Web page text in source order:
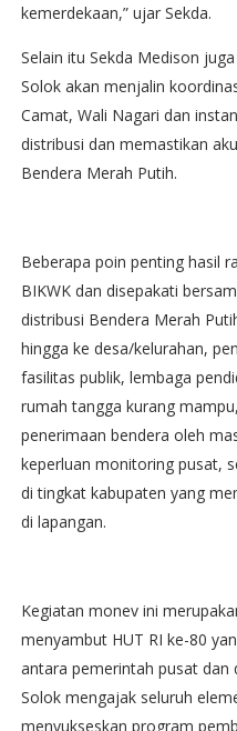
kemerdekaan,” ujar Sekda.
Selain itu Sekda Medison
Solok akan menjalin
Camat, Wali Nagari dan
distribusi dan memastikan
Bendera Merah Putih.
Beberapa poin penting hasil
BIKWK dan disepakati
distribusi Bendera Merah
hingga ke desa/kelurahan,
fasilitas publik, lembaga
rumah tangga kurang
penerimaan bendera oleh
keperluan monitoring pusat,
di tingkat kabupaten yang
di lapangan.
Kegiatan monev ini
menyambut HUT RI ke-80
antara pemerintah pusat dan
Solok mengajak seluruh
menyukseskan program